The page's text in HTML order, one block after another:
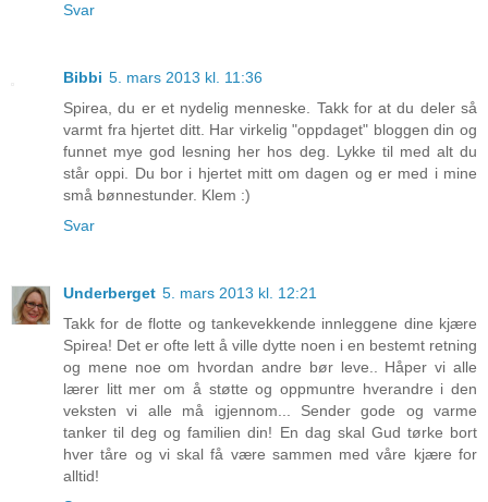
Svar
Bibbi 5. mars 2013 kl. 11:36
Spirea, du er et nydelig menneske. Takk for at du deler så
varmt fra hjertet ditt. Har virkelig "oppdaget" bloggen din og
funnet mye god lesning her hos deg. Lykke til med alt du
står oppi. Du bor i hjertet mitt om dagen og er med i mine
små bønnestunder. Klem :)
Svar
Underberget 5. mars 2013 kl. 12:21
Takk for de flotte og tankevekkende innleggene dine kjære
Spirea! Det er ofte lett å ville dytte noen i en bestemt retning
og mene noe om hvordan andre bør leve.. Håper vi alle
lærer litt mer om å støtte og oppmuntre hverandre i den
veksten vi alle må igjennom... Sender gode og varme
tanker til deg og familien din! En dag skal Gud tørke bort
hver tåre og vi skal få være sammen med våre kjære for
alltid!